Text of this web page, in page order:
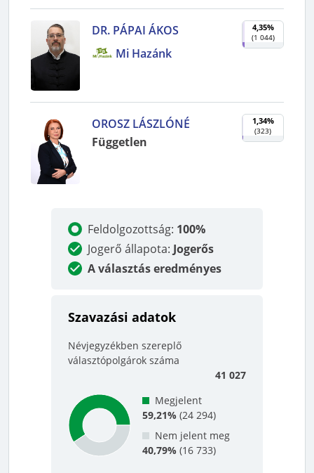
DR. PÁPAI ÁKOS
Mi Hazánk
4,35%
(1 044)
OROSZ LÁSZLÓNÉ
Független
1,34%
(323)
Feldolgozottság: 100%
Jogerő állapota: Jogerős
A választás eredményes
Szavazási adatok
Névjegyzékben szereplő
választópolgárok száma
41 027
Megjelent
59,21% (24 294)
Nem jelent meg
40,79% (16 733)